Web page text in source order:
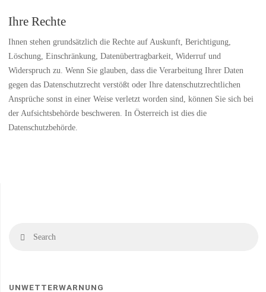
Ihre Rechte
Ihnen stehen grundsätzlich die Rechte auf Auskunft, Berichtigung,
Löschung, Einschränkung, Datenübertragbarkeit, Widerruf und
Widerspruch zu. Wenn Sie glauben, dass die Verarbeitung Ihrer Daten
gegen das Datenschutzrecht verstößt oder Ihre datenschutzrechtlichen
Ansprüche sonst in einer Weise verletzt worden sind, können Sie sich bei
der Aufsichtsbehörde beschweren. In Österreich ist dies die
Datenschutzbehörde.
Search
UNWETTERWARNUNG